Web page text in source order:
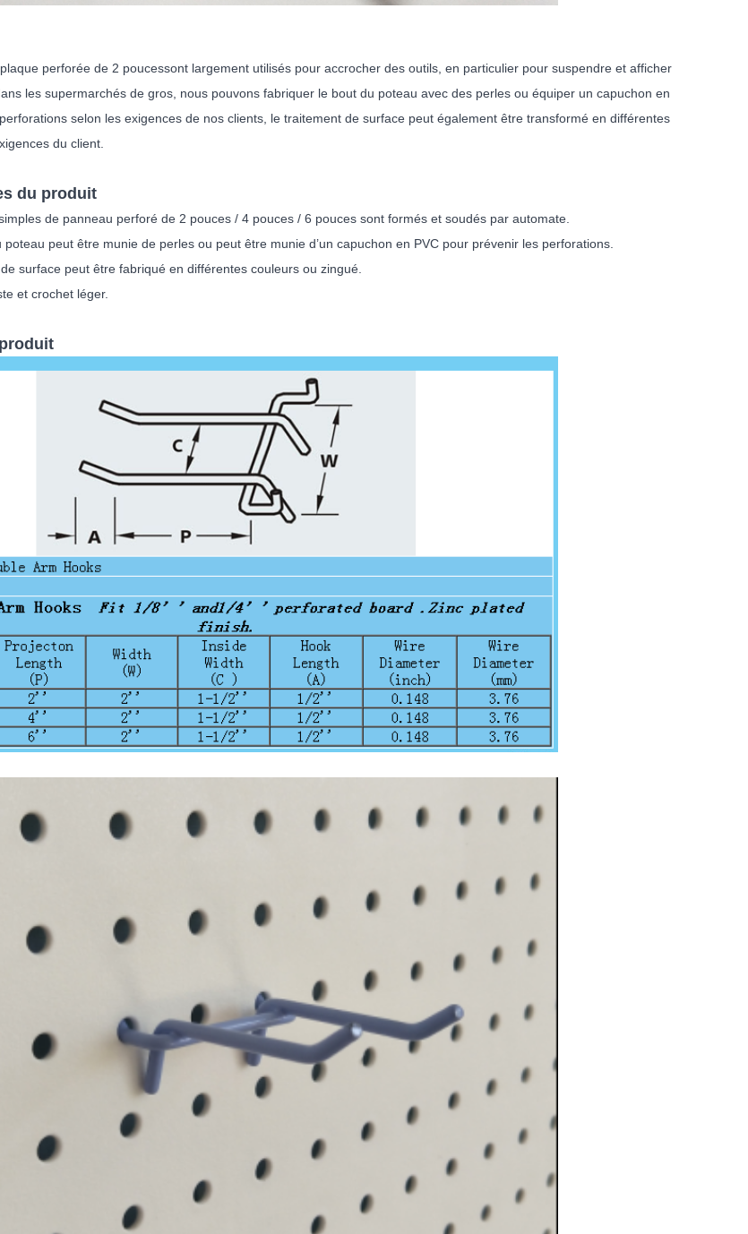
perforée de 2 poucessont largement utilisés pour accrocher des outils, en particulier pour suspendre et afficher
les supermarchés de gros, nous pouvons fabriquer le bout du poteau avec des perles ou équiper un capuchon en
selon les exigences de nos clients, le traitement de surface peut également être transformé en différentes
du client.
du produit
de panneau perforé de 2 pouces / 4 pouces / 6 pouces sont formés et soudés par automate.
poteau peut être munie de perles ou peut être munie d’un capuchon en PVC pour prévenir les perforations.
surface peut être fabriqué en différentes couleurs ou zingué.
et crochet léger.